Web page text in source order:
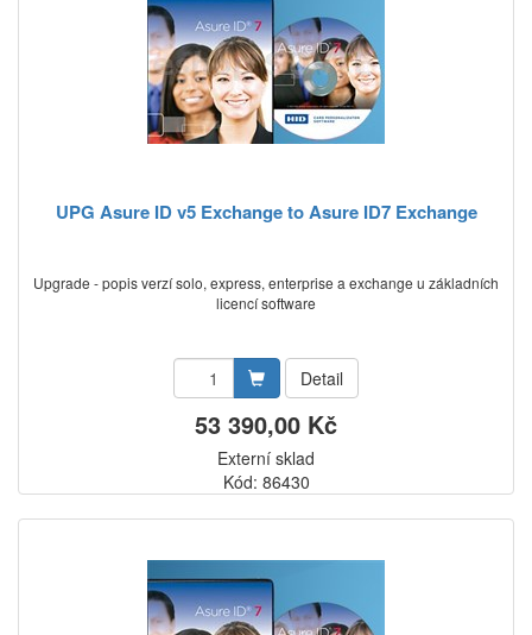
UPG Asure ID v5 Exchange to Asure ID7 Exchange
Upgrade - popis verzí solo, express, enterprise a exchange u základních
licencí software
Detail
53 390,00 Kč
Externí sklad
Kód: 86430